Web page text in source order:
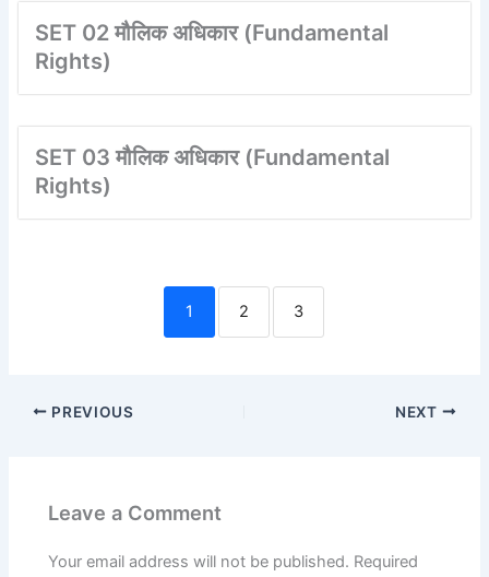
SET 02 मौलिक अधिकार (Fundamental
Rights)
SET 03 मौलिक अधिकार (Fundamental
Rights)
1 2 3
PREVIOUS NEXT
Leave a Comment
Your email address will not be published. Required